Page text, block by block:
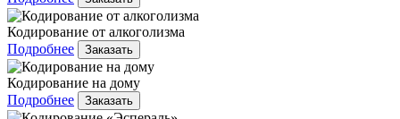
Кодирование от алкоголизма
Подробнее
Заказать
Кодирование на дому
Подробнее
Заказать